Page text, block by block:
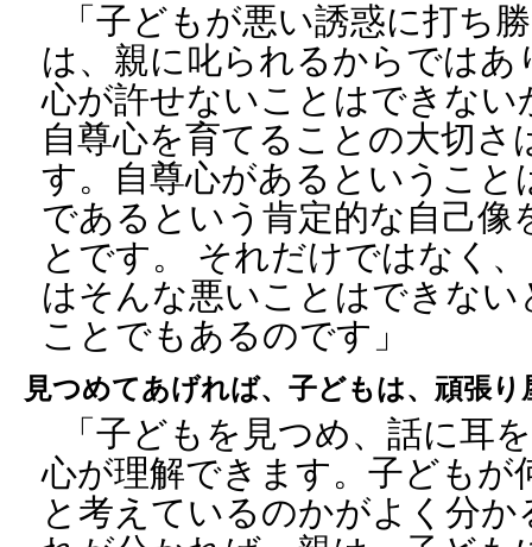
「子どもが悪い誘惑に打ち
は、親に叱られるからではあ
心が許せないことはできな
自尊心を育てることの大切さ
す。自尊心があるということ
であるという肯定的な自己像
とです。 それだけではなく
はそんな悪いことはできな
ことでもあるのです」
見つめてあげれば、子どもは、頑張り
「子どもを見つめ、話に耳
心が理解できます。子どもが
と考えているのかがよく分